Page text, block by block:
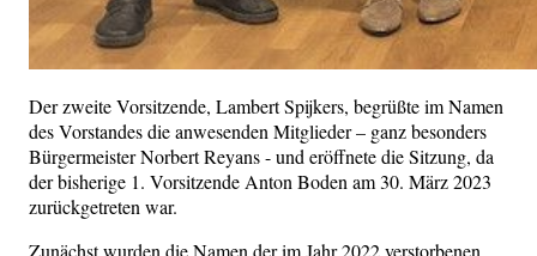
Der zweite Vorsitzende, Lambert Spijkers, begrüßte im Namen
des Vorstandes die anwesenden Mitglieder – ganz besonders
Bürgermeister Norbert Reyans - und eröffnete die Sitzung, da
der bisherige 1. Vorsitzende Anton Boden am 30. März 2023
zurückgetreten war.
Zunächst wurden die Namen der im Jahr 2022 verstorbenen